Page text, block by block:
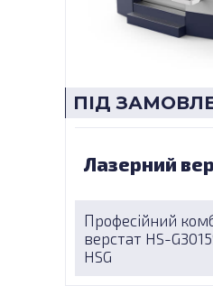
ПІД
Лазерний
Професійний
верстат HS-
HSG